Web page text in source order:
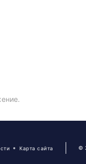
Карта сайта ©